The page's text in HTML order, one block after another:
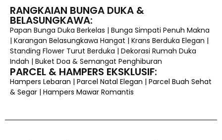
RANGKAIAN BUNGA DUKA &
BELASUNGKAWA:
Papan Bunga Duka Berkelas | Bunga Simpati Penuh Makna
| Karangan Belasungkawa Hangat | Krans Berduka Elegan |
Standing Flower Turut Berduka | Dekorasi Rumah Duka
Indah | Buket Doa & Semangat Penghiburan
PARCEL & HAMPERS EKSKLUSIF:
Hampers Lebaran | Parcel Natal Elegan | Parcel Buah Sehat
& Segar | Hampers Mawar Romantis